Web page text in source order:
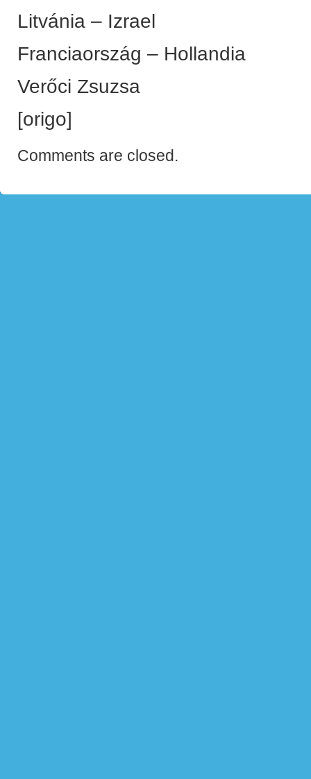
Litvánia – Izrael
Franciaország – Hollandia
Verőci Zsuzsa
[origo]
Comments are closed.